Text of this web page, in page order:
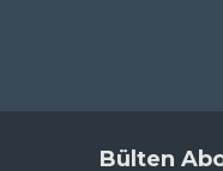
Bülten